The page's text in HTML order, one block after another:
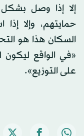
إلا إذا وصل
حمايتهم، وإلا
السكان هذا هو
«في الواقع ليكون
على التوزيع».